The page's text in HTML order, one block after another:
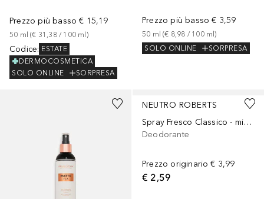
Prezzo più basso € 15,19
50 ml (€ 31,38 / 100 ml)
Codice: ESTATE
DERMOCOSMETICA
SOLO ONLINE
SORPRESA
Prezzo più basso € 3,59
50 ml (€ 8,98 / 100 ml)
SOLO ONLINE
SORPRESA
NEUTRO ROBERTS
Spray Fresco Classico - minitaglia
Deodorante
Prezzo originario € 3,99
€ 2,59